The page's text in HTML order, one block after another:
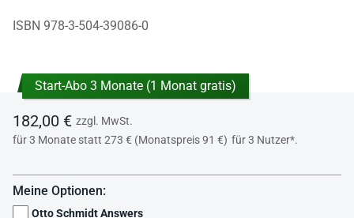
ISBN 978-3-504-39086-0
Start-Abo 3 Monate (1 Monat gratis)
182,00 € zzgl. MwSt.
für 3 Monate statt 273 € (Monatspreis 91 €) für 3 Nutzer*.
Meine Optionen:
Otto Schmidt Answers